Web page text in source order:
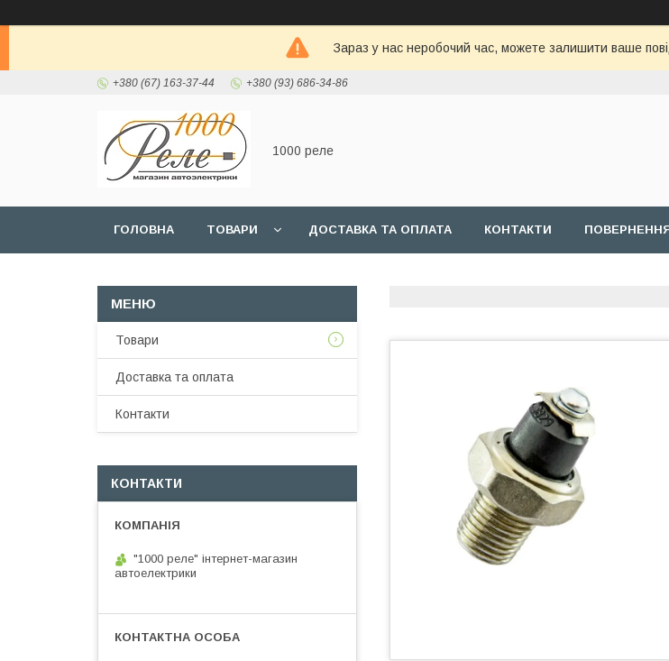
Зараз у нас неробочий час, можете залишити ваше
+380 (67) 163-37-44 +380 (93) 686-34-86
1000 реле
ГОЛОВНА ТОВАРИ ДОСТАВКА ТА ОПЛАТА КОНТАКТИ
Товари
Доставка та оплата
Контакти
КОНТАКТИ
"1000 реле" інтернет-магазин
автоелектрики